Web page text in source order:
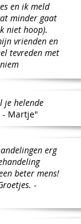
en ik meld
minder gaat
niet hoop).
vrienden en
tevreden met
je helende
- Martje"
erg
beter mens!
-